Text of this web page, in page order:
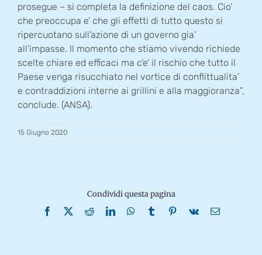
prosegue – si completa la definizione del caos. Cio’
che preoccupa e’ che gli effetti di tutto questo si
ripercuotano sull’azione di un governo gia’
all’impasse. Il momento che stiamo vivendo richiede
scelte chiare ed efficaci ma c’e’ il rischio che tutto il
Paese venga risucchiato nel vortice di conflittualita’
e contraddizioni interne ai grillini e alla maggioranza”,
conclude. (ANSA).
15 Giugno 2020
Condividi questa pagina
Facebook
X RedditLinkedInWhatsApp
TumblrPinterest
Vk Email